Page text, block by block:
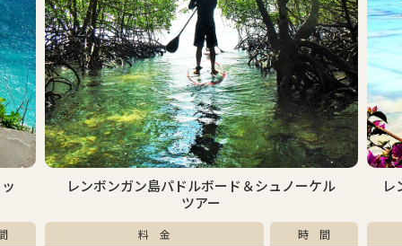
レンボンガン島パドルボード＆シュノーケル
ツアー
料 金
時 間
レ